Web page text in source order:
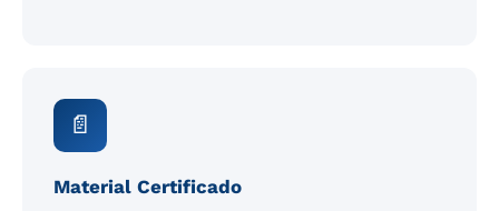
📄
Material Certificado